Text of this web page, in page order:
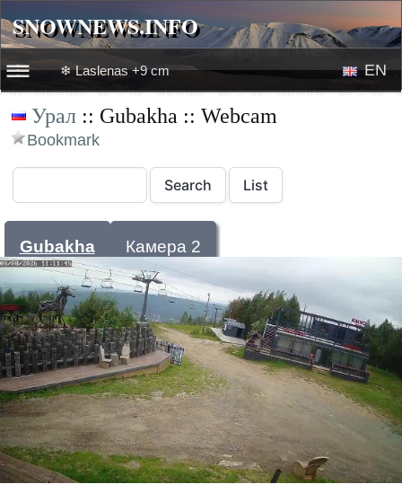
SNOWNEWS.INFO
☰☰
News
Snow videos
❄ Laslenas +9 cm EN
Урал :: Gubakha :: Webcam
Bookmark
Gubakha Камера 2